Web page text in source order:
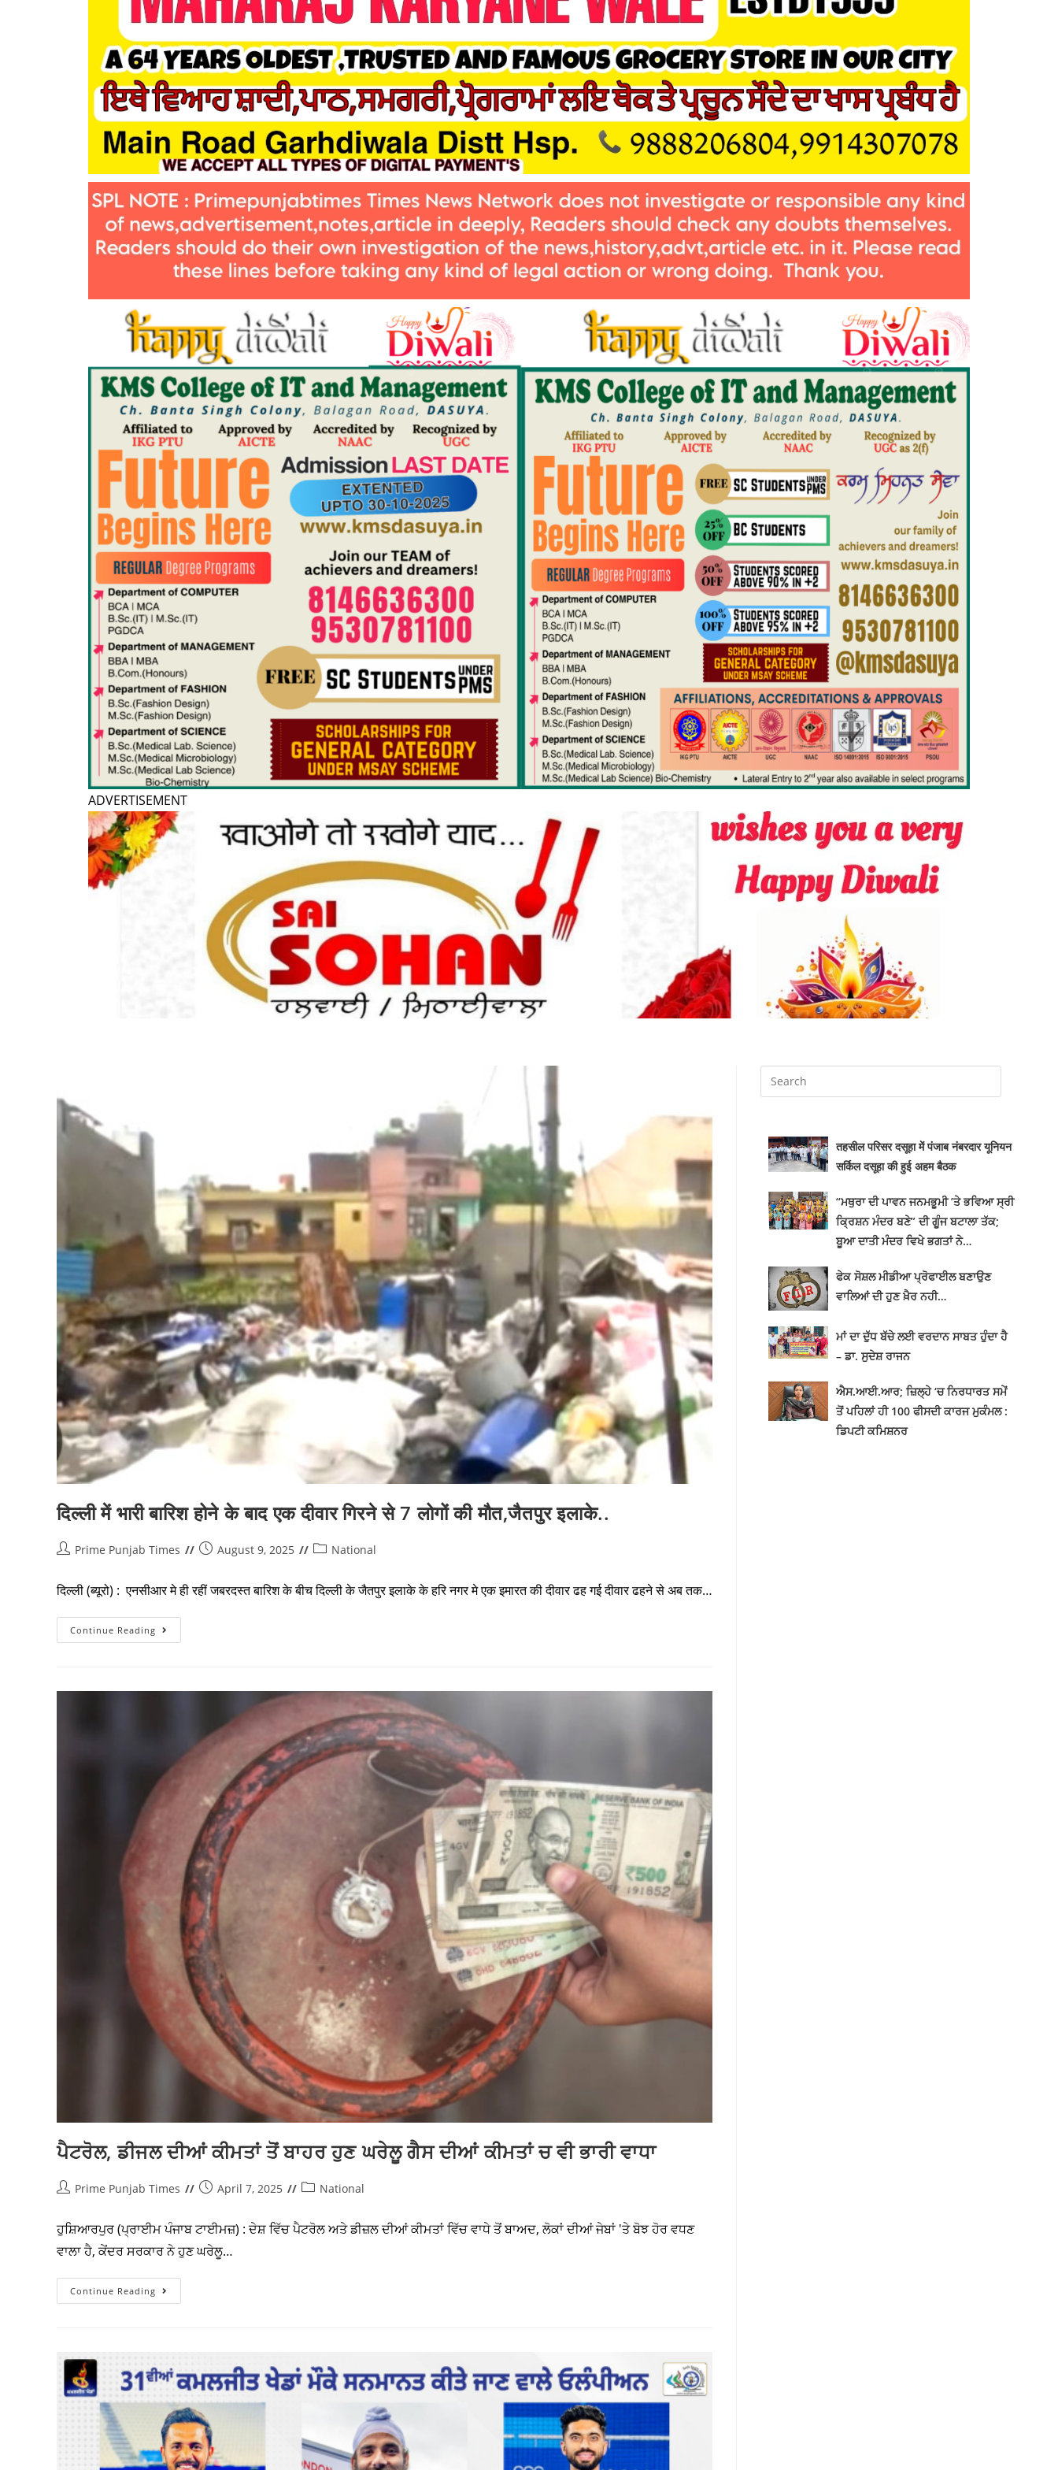
ADVERTISEMENT
दिल्ली में भारी बारिश होने के बाद एक दीवार गिरने से 7 लोगों की मौत,जैतपुर इलाके..
Prime Punjab Times August 9, 2025 National
दिल्ली (ब्यूरो) : एनसीआर मे ही रहीं जबरदस्त बारिश के बीच दिल्ली के जैतपुर इलाके के हरि नगर मे एक इमारत की दीवार ढह गई दीवार ढहने से अब तक…
Continue Reading
ਪੈਟਰੋਲ, ਡੀਜਲ ਦੀਆਂ ਕੀਮਤਾਂ ਤੋਂ ਬਾਹਰ ਹੁਣ ਘਰੇਲੂ ਗੈਸ ਦੀਆਂ ਕੀਮਤਾਂ ਚ ਵੀ ਭਾਰੀ ਵਾਧਾ
Prime Punjab Times April 7, 2025 National
ਹੁਸ਼ਿਆਰਪੁਰ (ਪ੍ਰਾਈਮ ਪੰਜਾਬ ਟਾਈਮਜ਼) : ਦੇਸ਼ ਵਿੱਚ ਪੈਟਰੋਲ ਅਤੇ ਡੀਜ਼ਲ ਦੀਆਂ ਕੀਮਤਾਂ ਵਿੱਚ ਵਾਧੇ ਤੋਂ ਬਾਅਦ, ਲੋਕਾਂ ਦੀਆਂ ਜੇਬਾਂ 'ਤੇ ਬੋਝ ਹੋਰ ਵਧਣ
ਵਾਲਾ ਹੈ, ਕੇਂਦਰ ਸਰਕਾਰ ਨੇ ਹੁਣ ਘਰੇਲੂ…
Continue Reading
तहसील परिसर दसूहा में पंजाब नंबरदार यूनियन
सर्किल दसूहा की हुई अहम बैठक
“ਮਥੁਰਾ ਦੀ ਪਾਵਨ ਜਨਮਭੂਮੀ ’ਤੇ ਭਵਿਆ ਸ੍ਰੀ
ਕ੍ਰਿਸ਼ਨ ਮੰਦਰ ਬਣੇ” ਦੀ ਗੂੰਜ ਬਟਾਲਾ ਤੱਕ;
ਬੂਆ ਦਾਤੀ ਮੰਦਰ ਵਿਖੇ ਭਗਤਾਂ ਨੇ…
ਫੇਕ ਸੋਸ਼ਲ ਮੀਡੀਆ ਪ੍ਰੋਫਾਈਲ ਬਣਾਉਣ
ਵਾਲਿਆਂ ਦੀ ਹੁਣ ਖ਼ੈਰ ਨਹੀ…
ਮਾਂ ਦਾ ਦੁੱਧ ਬੱਚੇ ਲਈ ਵਰਦਾਨ ਸਾਬਤ ਹੁੰਦਾ ਹੈ
– ਡਾ. ਸੁਦੇਸ਼ ਰਾਜਨ
ਐਸ.ਆਈ.ਆਰ; ਜ਼ਿਲ੍ਹੇ ‘ਚ ਨਿਰਧਾਰਤ ਸਮੇਂ
ਤੋਂ ਪਹਿਲਾਂ ਹੀ 100 ਫੀਸਦੀ ਕਾਰਜ ਮੁਕੰਮਲ :
ਡਿਪਟੀ ਕਮਿਸ਼ਨਰ